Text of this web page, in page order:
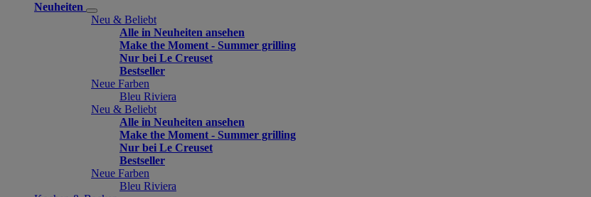
Neuheiten
Neu & Beliebt
Alle in Neuheiten ansehen
Make the Moment - Summer grilling
Nur bei Le Creuset
Bestseller
Neue Farben
Bleu Riviera
Neu & Beliebt
Alle in Neuheiten ansehen
Make the Moment - Summer grilling
Nur bei Le Creuset
Bestseller
Neue Farben
Bleu Riviera